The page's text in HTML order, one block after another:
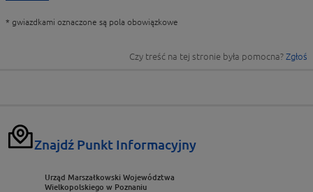
* gwiazdkami oznaczone są pola obowiązkowe
Czy treść na tej stronie była pomocna? Zgłoś
Znajdź Punkt Informacyjny
Urząd Marszałkowski Województwa
Wielkopolskiego w Poznaniu